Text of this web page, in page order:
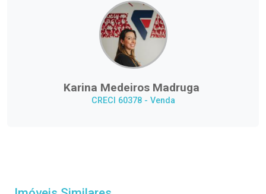
Karina Medeiros Madruga
CRECI 60378 - Venda